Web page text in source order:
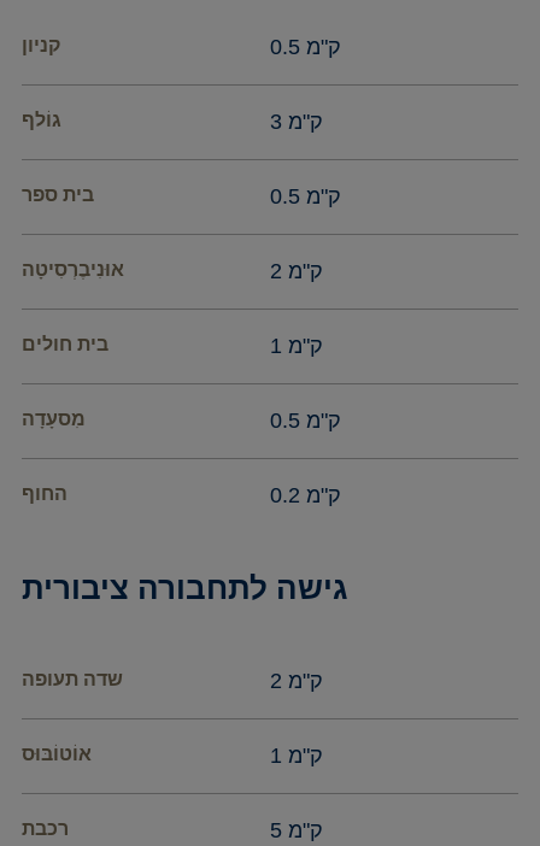
קניון
גוֹלף
בית ספר
אוּנִיבֶרְסִיטָה
בית חולים
מִסעָדָה
החוף
גישה לתחבורה ציבורית
שדה תעופה
אוֹטוֹבּוּס
רכבת